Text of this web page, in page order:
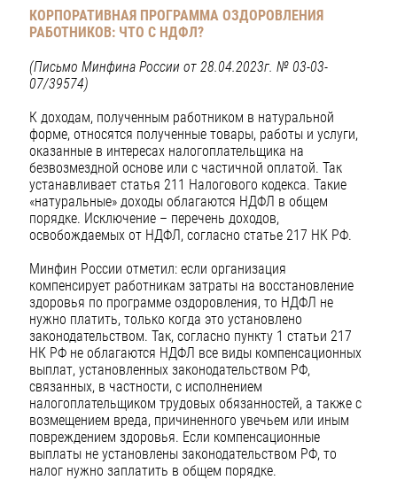
КОРПОРАТИВНАЯ ПРОГРАММА ОЗДОРОВЛЕНИЯ
РАБОТНИКОВ: ЧТО С НДФЛ?
(Письмо Минфина России от 28.04.2023г. № 03-03-
07/39574)
К доходам, полученным работником в натуральной
форме, относятся полученные товары, работы и услуги,
оказанные в интересах налогоплательщика на
безвозмездной основе или с частичной оплатой. Так
устанавливает статья 211 Налогового кодекса. Такие
«натуральные» доходы облагаются НДФЛ в общем
порядке. Исключение – перечень доходов,
освобождаемых от НДФЛ, согласно статье 217 НК РФ.
Минфин России отметил: если организация
компенсирует работникам затраты на восстановление
здоровья по программе оздоровления, то НДФЛ не
нужно платить, только когда это установлено
законодательством. Так, согласно пункту 1 статьи 217
НК РФ не облагаются НДФЛ все виды компенсационных
выплат, установленных законодательством РФ,
связанных, в частности, с исполнением
налогоплательщиком трудовых обязанностей, а также с
возмещением вреда, причиненного увечьем или иным
повреждением здоровья. Если компенсационные
выплаты не установлены законодательством РФ, то
налог нужно заплатить в общем порядке.